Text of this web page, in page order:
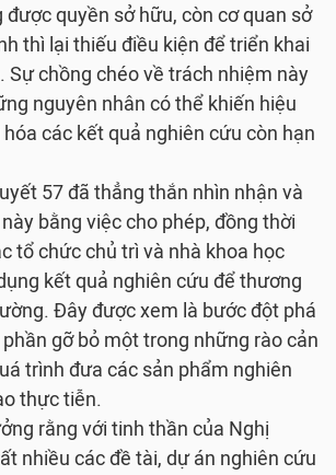
quyền sở hữu, còn cơ quan sở
thì lại thiếu điều kiện để triển khai
Sự chồng chéo về trách nhiệm này
nguyên nhân có thể khiến hiệu
các kết quả nghiên cứu còn hạn
57 đã thẳng thắn nhìn nhận và
bằng việc cho phép, đồng thời
tổ chức chủ trì và nhà khoa học
kết quả nghiên cứu để thương
Đây được xem là bước đột phá
gỡ bỏ một trong những rào cản
trình đưa các sản phẩm nghiên
thực tiễn.
rằng với tinh thần của Nghị
nhiều các đề tài, dự án nghiên cứu